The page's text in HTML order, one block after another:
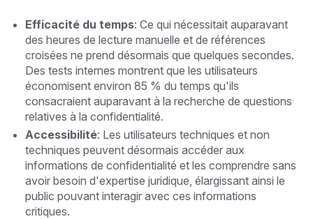
Efficacité du temps: Ce qui nécessitait auparavant
des heures de lecture manuelle et de références
croisées ne prend désormais que quelques secondes.
Des tests internes montrent que les utilisateurs
économisent environ 85 % du temps qu'ils
consacraient auparavant à la recherche de questions
relatives à la confidentialité.
Accessibilité: Les utilisateurs techniques et non
techniques peuvent désormais accéder aux
informations de confidentialité et les comprendre sans
avoir besoin d'expertise juridique, élargissant ainsi le
public pouvant interagir avec ces informations
critiques.